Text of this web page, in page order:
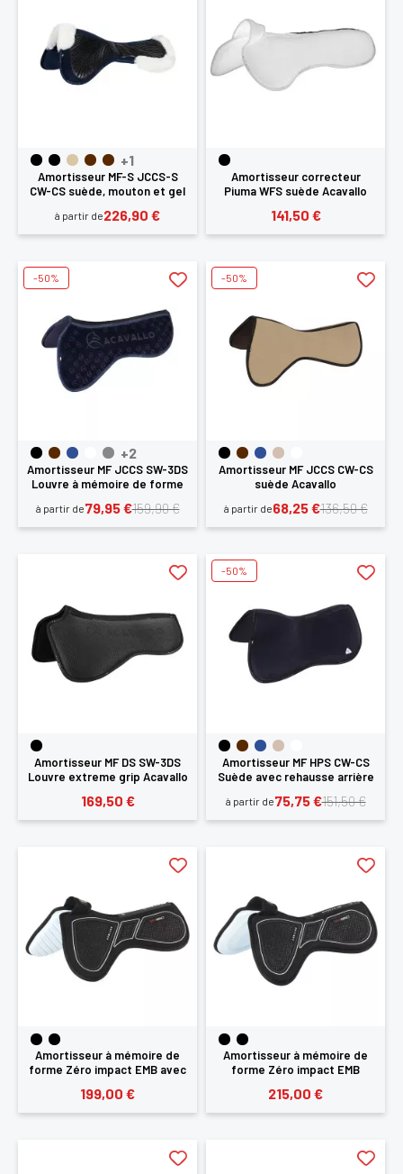
+1
Amortisseur MF-S JCCS-S
CW-CS suède, mouton et gel
à partir de226,90 €
Amortisseur correcteur
Piuma WFS suède Acavallo
141,50 €
+2
Amortisseur MF JCCS SW-3DS
Louvre à mémoire de forme
à partir de 159,90 €
79,95 €
-50%
Amortisseur MF JCCS CW-CS
suède Acavallo
à partir de 136,50 €
68,25 €
-50%
Amortisseur MF DS SW-3DS
Louvre extreme grip Acavallo
169,50 €
Amortisseur MF HPS CW-CS
Suède avec rehausse arrière
à partir de 151,50 €
75,75 €
-50%
Amortisseur à mémoire de
forme Zéro impact EMB avec
199,00 €
Amortisseur à mémoire de
forme Zéro impact EMB
de garrot Acavallo
215,00 €